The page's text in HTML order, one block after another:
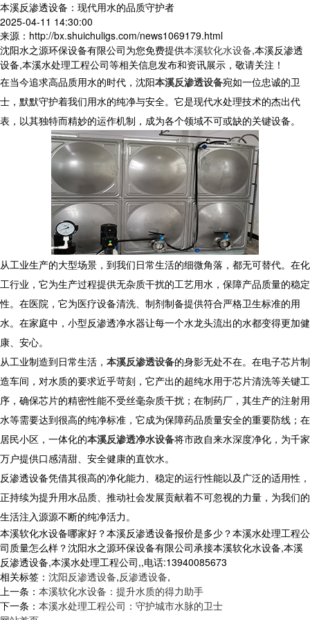
本溪反渗透设备：现代用水的品质守护者
2025-04-11 14:30:00
来源：http://bx.shuichuligs.com/news1069179.html
沈阳水之源环保设备有限公司为您免费提供本溪软化水设备,本溪反渗透
设备,本溪水处理工程公司等相关信息发布和资讯展示，敬请关注！
在当今追求高品质用水的时代，沈阳本溪反渗透设备宛如一位忠诚的卫
士，默默守护着我们用水的纯净与安全。它是现代水处理技术的杰出代
表，以其独特而精妙的运作机制，成为各个领域不可或缺的关键设备。
从工业生产的大型场景，到我们日常生活的细微角落，都无可替代。在化
工行业，它为生产过程提供无杂质干扰的工艺用水，保障产品质量的稳定
性。在医院，它为医疗设备清洗、制剂制备提供符合严格卫生标准的用
水。在家庭中，小型反渗透净水器让每一个水龙头流出的水都变得更加健
康、安心。
从工业制造到日常生活， 本溪反渗透设备的身影无处不在。在电子芯片制
造车间，对水质的要求近乎苛刻，它产出的超纯水用于芯片清洗等关键工
序，确保芯片的精密性能不受丝毫杂质干扰；在制药厂，其生产的注射用
水等需要达到很高的纯净标准，它成为保障药品质量安全的重要防线；在
居民小区，一体化的本溪反渗透净水设备将市政自来水深度净化，为千家
万户提供口感清甜、安全健康的直饮水。
反渗透设备凭借其很高的净化能力、稳定的运行性能以及广泛的适用性，
正持续为提升用水品质、推动社会发展贡献着不可忽视的力量，为我们的
生活注入源源不断的纯净活力。
本溪软化水设备哪家好？本溪反渗透设备报价是多少？本溪水处理工程公
司质量怎么样？沈阳水之源环保设备有限公司承接本溪软化水设备,本溪
反渗透设备,本溪水处理工程公司,,电话:13940085673
相关标签： 沈阳反渗透设备,反渗透设备,
上一条： 本溪软化水设备：提升水质的得力助手
下一条： 本溪水处理工程公司：守护城市水脉的卫士